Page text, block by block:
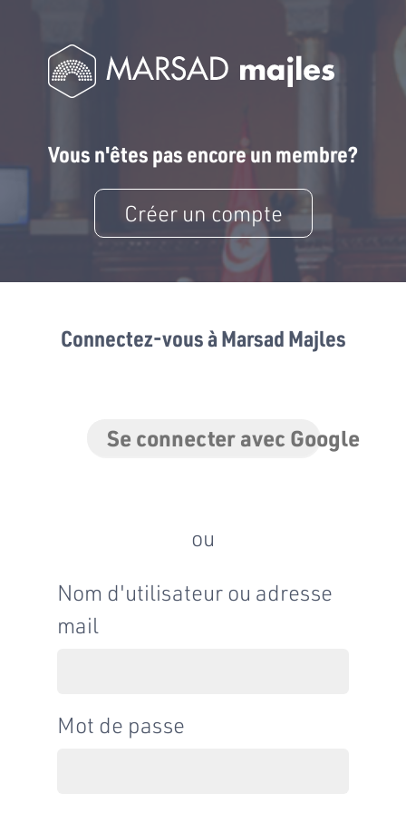
Vous n'êtes pas encore un membre?
Créer un compte
Connectez-vous à Marsad Majles
Se connecter avec Google
ou
Nom d'utilisateur ou adresse
mail
Mot de passe